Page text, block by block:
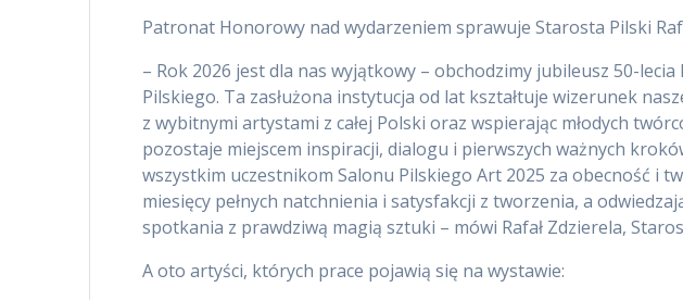
Patronat Honorowy nad wydarzeniem sprawuje Starosta Pilski
– Rok 2026 jest dla nas wyjątkowy – obchodzimy jubileusz 50-
Pilskiego. Ta zasłużona instytucja od lat kształtuje wizerunek
z wybitnymi artystami z całej Polski oraz wspierając młodych
pozostaje miejscem inspiracji, dialogu i pierwszych ważnych
wszystkim uczestnikom Salonu Pilskiego Art 2025 za obecność i
miesięcy pełnych natchnienia i satysfakcji z tworzenia, a
spotkania z prawdziwą magią sztuki – mówi Rafał Zdzierela,
A oto artyści, których prace pojawią się na wystawie: